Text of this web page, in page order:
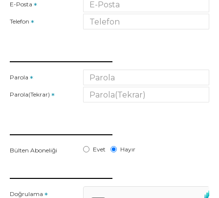
E-Posta
Telefon
Parola
Parola(Tekrar)
Bülten Aboneliği Evet Hayır
Doğrulama